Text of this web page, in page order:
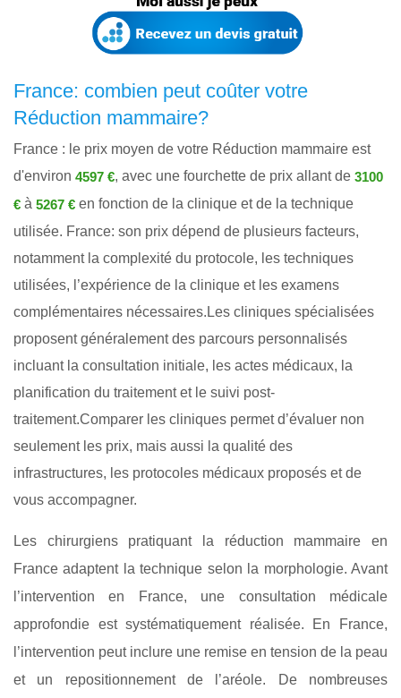
France: combien peut coûter votre
Réduction mammaire?
France : le prix moyen de votre Réduction mammaire est
d'environ 4597 €, avec une fourchette de prix allant de 3100
€ à 5267 € en fonction de la clinique et de la technique
utilisée. France: son prix dépend de plusieurs facteurs,
notamment la complexité du protocole, les techniques
utilisées, l’expérience de la clinique et les examens
complémentaires nécessaires.Les cliniques spécialisées
proposent généralement des parcours personnalisés
incluant la consultation initiale, les actes médicaux, la
planification du traitement et le suivi post-
traitement.Comparer les cliniques permet d’évaluer non
seulement les prix, mais aussi la qualité des
infrastructures, les protocoles médicaux proposés et de
vous accompagner.
Les chirurgiens pratiquant la réduction mammaire en
France adaptent la technique selon la morphologie. Avant
l’intervention en France, une consultation médicale
approfondie est systématiquement réalisée. En France,
l’intervention peut inclure une remise en tension de la peau
et un repositionnement de l’aréole. De nombreuses